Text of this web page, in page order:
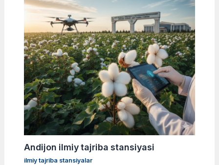
Andijon ilmiy tajriba stansiyasi
ilmiy tajriba stansiyalar